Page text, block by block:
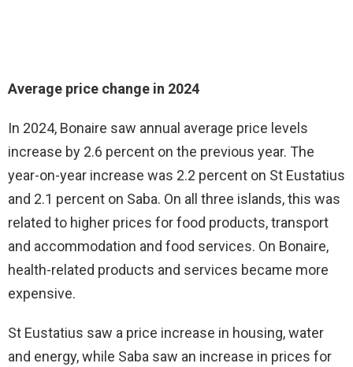
Average price change in 2024
In 2024, Bonaire saw annual average price levels
increase by 2.6 percent on the previous year. The
year-on-year increase was 2.2 percent on St Eustatius
and 2.1 percent on Saba. On all three islands, this was
related to higher prices for food products, transport
and accommodation and food services. On Bonaire,
health-related products and services became more
expensive.
St Eustatius saw a price increase in housing, water
and energy, while Saba saw an increase in prices for